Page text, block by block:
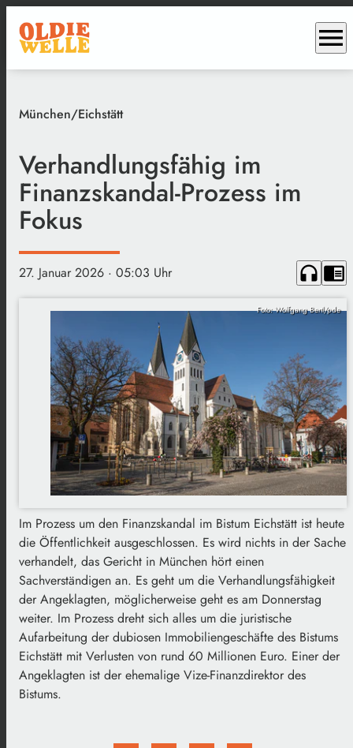
menu
München/Eichstätt
Verhandlungsfähig im
Finanzskandal-Prozess im
Fokus
27. Januar 2026 · 05:03 Uhr headphones chrome_reader_mode
Foto: Wolfgang Bertl/pde
Im Prozess um den Finanzskandal im Bistum Eichstätt ist heute
die Öffentlichkeit ausgeschlossen. Es wird nichts in der Sache
verhandelt, das Gericht in München hört einen
Sachverständigen an. Es geht um die Verhandlungsfähigkeit
der Angeklagten, möglicherweise geht es am Donnerstag
weiter. Im Prozess dreht sich alles um die juristische
Aufarbeitung der dubiosen Immobiliengeschäfte des Bistums
Eichstätt mit Verlusten von rund 60 Millionen Euro. Einer der
Angeklagten ist der ehemalige Vize-Finanzdirektor des
Bistums.